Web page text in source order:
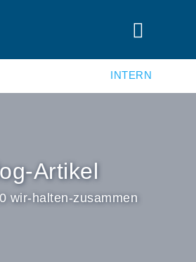
INTERN
Artikel
wir-halten-zusammen